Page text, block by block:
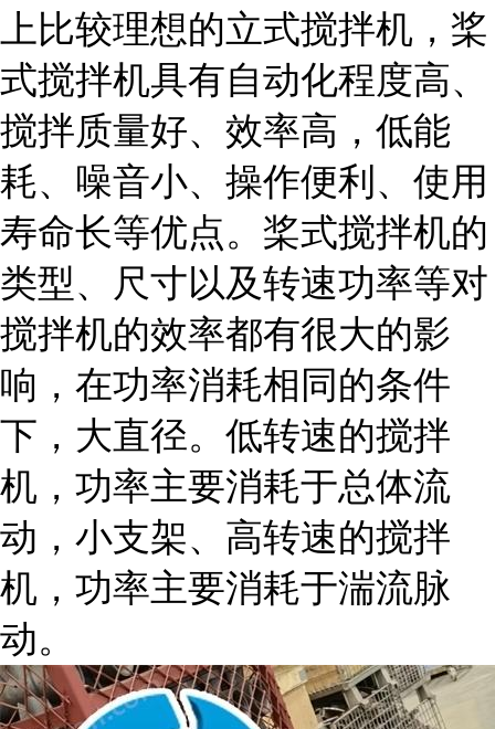
上比较理想的立式搅拌机，桨
式搅拌机具有自动化程度高、
搅拌质量好、效率高，低能
耗、噪音小、操作便利、使用
寿命长等优点。桨式搅拌机的
类型、尺寸以及转速功率等对
搅拌机的效率都有很大的影
响，在功率消耗相同的条件
下，大直径。低转速的搅拌
机，功率主要消耗于总体流
动，小支架、高转速的搅拌
机，功率主要消耗于湍流脉
动。